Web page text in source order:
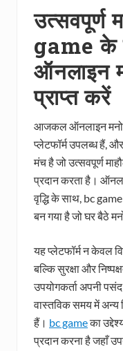
उत्सवपूर्ण
game के
ऑनलाइन
प्राप्त करें
आजकल ऑनलाइन
प्लेटफॉर्म उपलब्ध हैं,
मंच है जो उत्सवपूर्ण
प्रदान करता है।
वृद्धि के साथ, bc
बन गया है जो घर बैठे
यह प्लेटफॉर्म न केवल
बल्कि सुरक्षा और
उपयोगकर्ता अपनी
वास्तविक समय में अन्य
हैं। bc gameका
प्रदान करना है जहाँ